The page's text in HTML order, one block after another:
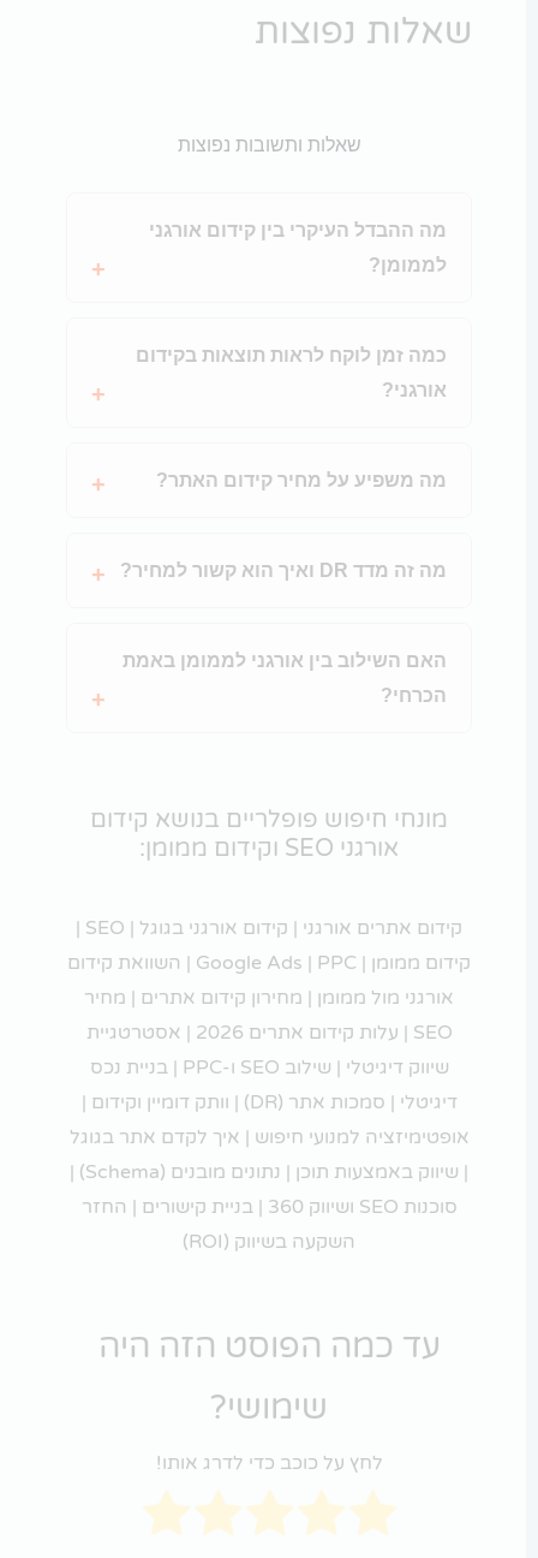
שאלות נפוצות
שאלות ותשובות נפוצות
מה ההבדל העיקרי בין קידום אורגני
לממומן?
כמה זמן לוקח לראות תוצאות בקידום
אורגני?
מה משפיע על מחיר קידום האתר?
מה זה מדד DR ואיך הוא קשור למחיר?
האם השילוב בין אורגני לממומן באמת
הכרחי?
מונחי חיפוש פופלריים בנושא קידום
אורגני SEO וקידום ממומן:
קידום אתרים אורגני | קידום אורגני בגוגל | SEO |
קידום ממומן | Google Ads | PPC | השוואת קידום
אורגני מול ממומן | מחירון קידום אתרים | מחיר
SEO | עלות קידום אתרים 2026 | אסטרטגיית
שיווק דיגיטלי | שילוב SEO ו-PPC | בניית נכס
דיגיטלי | סמכות אתר (DR) | וותק דומיין וקידום |
אופטימיזציה למנועי חיפוש | איך לקדם אתר בגוגל
| שיווק באמצעות תוכן | נתונים מובנים (Schema) |
סוכנות SEO ושיווק 360 | בניית קישורים | החזר
השקעה בשיווק (ROI)
עד כמה הפוסט הזה היה
שימושי?
לחץ על כוכב כדי לדרג אותו!